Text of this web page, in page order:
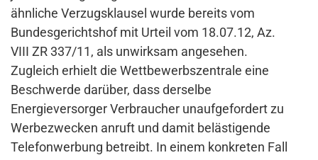
ähnliche Verzugsklausel wurde bereits vom
Bundesgerichtshof mit Urteil vom 18.07.12, Az.
VIII ZR 337/11, als unwirksam angesehen.
Zugleich erhielt die Wettbewerbszentrale eine
Beschwerde darüber, dass derselbe
Energieversorger Verbraucher unaufgefordert zu
Werbezwecken anruft und damit belästigende
Telefonwerbung betreibt. In einem konkreten Fall